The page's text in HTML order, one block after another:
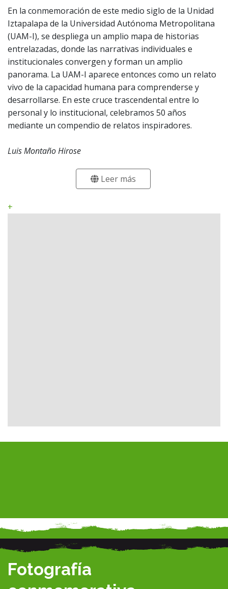
En la conmemoración de este medio siglo de la Unidad
Iztapalapa de la Universidad Autónoma Metropolitana
(UAM-I), se despliega un amplio mapa de historias
entrelazadas, donde las narrativas individuales e
institucionales convergen y forman un amplio
panorama. La UAM-I aparece entonces como un relato
vivo de la capacidad humana para comprenderse y
desarrollarse. En este cruce trascendental entre lo
personal y lo institucional, celebramos 50 años
mediante un compendio de relatos inspiradores.
Luis Montaño Hirose
Leer más
+
Fotografía